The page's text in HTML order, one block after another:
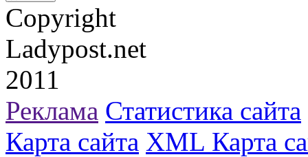
Copyright
Ladypost.net
2011
Реклама Статистика сайта
Карта сайта XML Карта